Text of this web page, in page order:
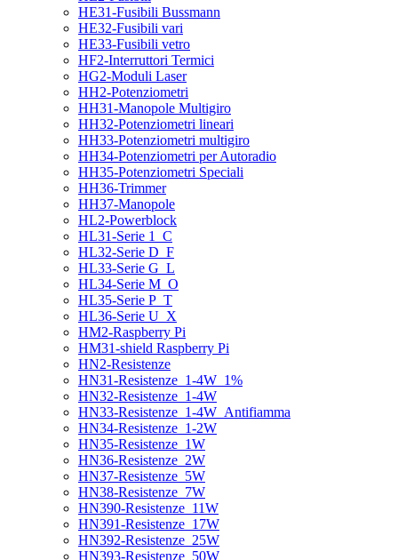
HE31-Fusibili Bussmann
HE32-Fusibili vari
HE33-Fusibili vetro
HF2-Interruttori Termici
HG2-Moduli Laser
HH2-Potenziometri
HH31-Manopole Multigiro
HH32-Potenziometri lineari
HH33-Potenziometri multigiro
HH34-Potenziometri per Autoradio
HH35-Potenziometri Speciali
HH36-Trimmer
HH37-Manopole
HL2-Powerblock
HL31-Serie 1_C
HL32-Serie D_F
HL33-Serie G_L
HL34-Serie M_O
HL35-Serie P_T
HL36-Serie U_X
HM2-Raspberry Pi
HM31-shield Raspberry Pi
HN2-Resistenze
HN31-Resistenze_1-4W_1%
HN32-Resistenze_1-4W
HN33-Resistenze_1-4W_Antifiamma
HN34-Resistenze_1-2W
HN35-Resistenze_1W
HN36-Resistenze_2W
HN37-Resistenze_5W
HN38-Resistenze_7W
HN390-Resistenze_11W
HN391-Resistenze_17W
HN392-Resistenze_25W
HN393-Resistenze_50W